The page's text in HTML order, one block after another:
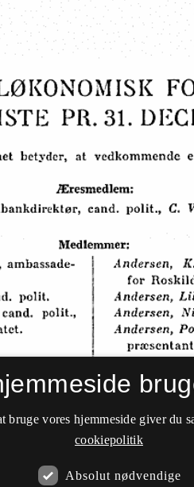
vores hjemmeside giver
cookiepolitik
Absolut nødvendige